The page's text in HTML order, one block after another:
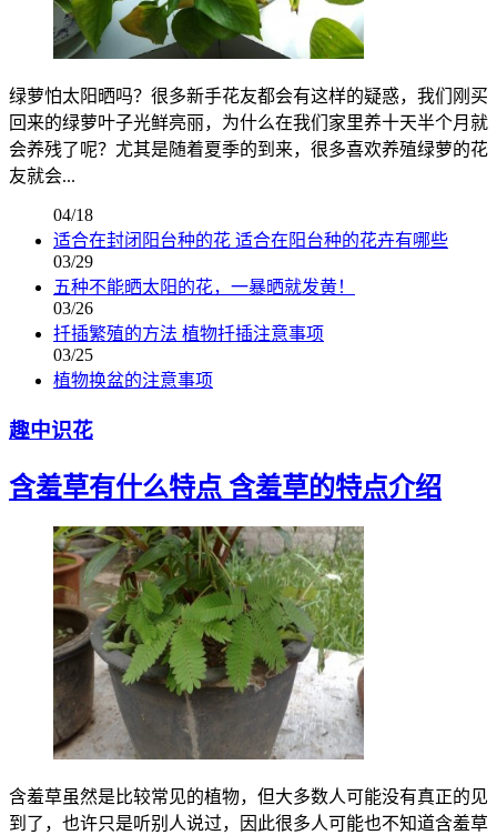
绿萝怕太阳晒吗？很多新手花友都会有这样的疑惑，我们刚买
回来的绿萝叶子光鲜亮丽，为什么在我们家里养十天半个月就
会养残了呢？尤其是随着夏季的到来，很多喜欢养殖绿萝的花
友就会...
04/18
适合在封闭阳台种的花 适合在阳台种的花卉有哪些
03/29
五种不能晒太阳的花，一暴晒就发黄！
03/26
扦插繁殖的方法 植物扦插注意事项
03/25
植物换盆的注意事项
趣中识花
含羞草有什么特点 含羞草的特点介绍
含羞草虽然是比较常见的植物，但大多数人可能没有真正的见
到了，也许只是听别人说过，因此很多人可能也不知道含羞草